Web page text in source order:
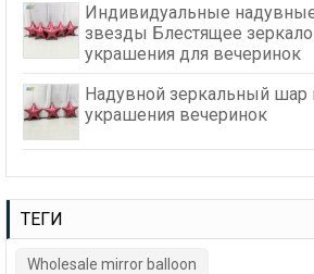
Индивидуальные
звезды Блестящее
украшения для вечеринок
Надувной зеркальный шар
украшения вечеринок
ТЕГИ
Wholesale mirror balloon